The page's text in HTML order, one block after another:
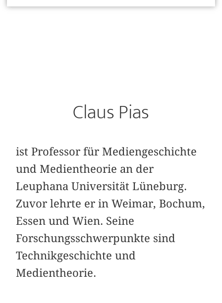
Claus Pias
ist Professor für Mediengeschichte
und Medientheorie an der
Leuphana Universität Lüneburg.
Zuvor lehrte er in Weimar, Bochum,
Essen und Wien. Seine
Forschungsschwerpunkte sind
Technikgeschichte und
Medientheorie.